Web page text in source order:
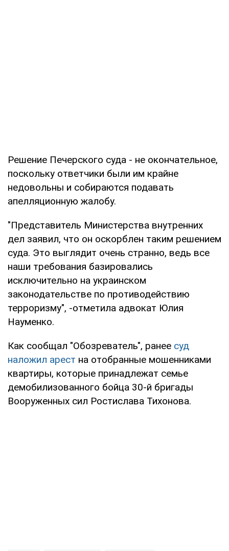
Решение Печерского суда - не окончательное,
поскольку ответчики были им крайне
недовольны и собираются подавать
апелляционную жалобу.
"Представитель Министерства внутренних
дел заявил, что он оскорблен таким решением
суда. Это выглядит очень странно, ведь все
наши требования базировались
исключительно на украинском
законодательстве по противодействию
терроризму", -отметила адвокат Юлия
Науменко.
Как сообщал "Обозреватель", ранее суд
наложил арест на отобранные мошенниками
квартиры, которые принадлежат семье
демобилизованного бойца 30-й бригады
Вооруженных сил Ростислава Тихонова.